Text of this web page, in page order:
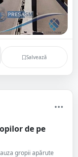
Salvează
de pe
gropii apărute